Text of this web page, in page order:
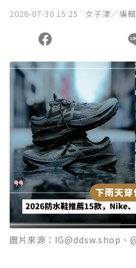
您當前剩餘 U 利點數：
2026-07-30 15:25 女子漾／編
圖片來源：IG@ddsw.shop